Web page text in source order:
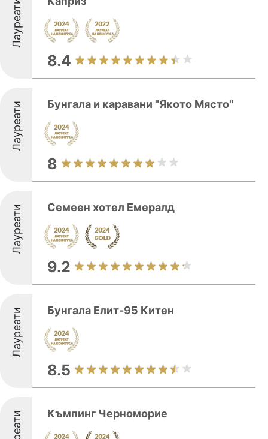
Лауреати
8.4
Лауреати Бунгала и каравани "Якото Място"
8
Лауреати Семеен хотел Емералд
9.2
Лауреати Бунгала Елит-95 Китен
8.5
Къмпинг Черноморие